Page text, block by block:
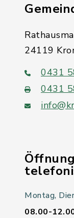
24119
0431
0431
Montag,
08.00-